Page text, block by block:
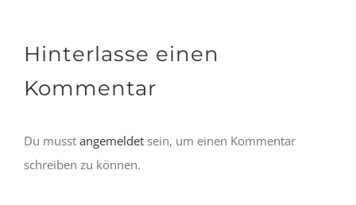
Hinterlasse einen
Kommentar
Du musst angemeldet sein, um einen Kommentar
schreiben zu können.